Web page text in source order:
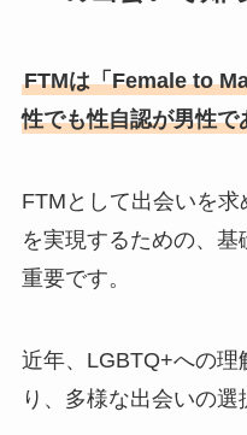
FTMは「Female to
性でも性自認が男性で
FTMとして出会いを
を実現するための、
重要です。
近年、LGBTQ+への理
り、多様な出会いの選